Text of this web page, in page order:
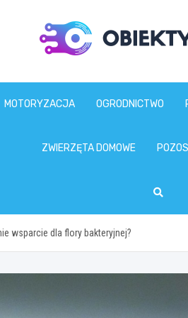
MOTORYZACJA OGRODNICTWO
ZWIERZĘTA DOMOWE
wsparcie dla flory bakteryjnej?